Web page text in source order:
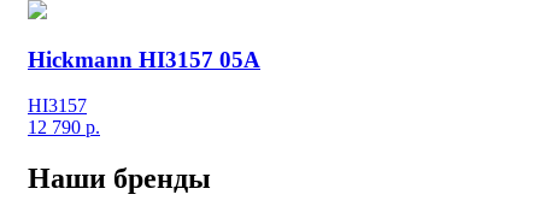
Hickmann HI3157 05A
HI3157
12 790 р.
Наши бренды